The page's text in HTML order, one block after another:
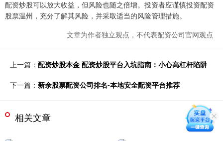
配资炒股可以放大收益，但风险也随之倍增。投资者应谨慎投资配资
股票温州，充分了解其风险，并采取适当的风险管理措施。
文章为作者独立观点，不代表配资公司官网观点
上一篇： 配资炒股本金 配资炒股平台入坑指南：小心高杠杆陷阱
下一篇： 新余股票配资公司排名-本地安全配资平台推荐
相关文章